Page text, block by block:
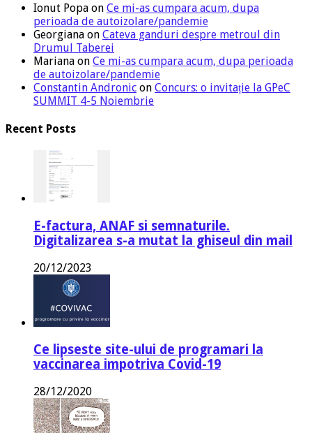
Ionut Popa on Ce mi-as cumpara acum, dupa
perioada de autoizolare/pandemie
Georgiana on Cateva ganduri despre metroul din
Drumul Taberei
Mariana on Ce mi-as cumpara acum, dupa perioada
de autoizolare/pandemie
Constantin Andronic on Concurs: o invitație la GPeC
SUMMIT 4-5 Noiembrie
Recent Posts
E-factura, ANAF si semnaturile.
Digitalizarea s-a mutat la ghiseul din mail
20/12/2023
Ce lipseste site-ului de programari la
vaccinarea impotriva Covid-19
28/12/2020